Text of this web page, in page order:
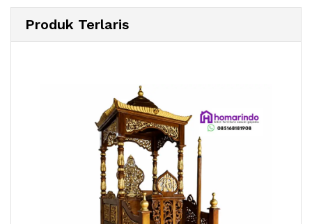
Produk Terlaris